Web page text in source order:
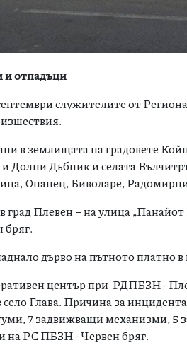
и отпадъци
служителите от
в землищата на градовете
Долни Дъбник и селата
Опанец, Биволаре,
Плевен – на улица
бряг.
дърво на пътното платно в
център при РДПБЗН -
Глава. Причина за
7 задвижващи механизми, 5
на РС ПБЗН - Червен бряг.